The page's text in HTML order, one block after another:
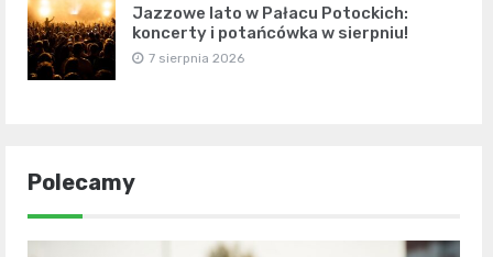
Jazzowe lato w Pałacu Potockich:
koncerty i potańcówka w sierpniu!
7 sierpnia 2026
Polecamy